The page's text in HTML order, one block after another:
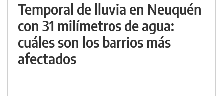
Temporal de lluvia en Neuquén
con 31 milímetros de agua:
cuáles son los barrios más
afectados